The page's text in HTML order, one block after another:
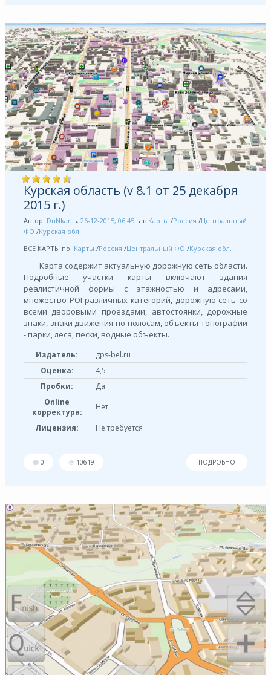
Курская область (v 8.1 от 25 декабря
2015 г.)
Автор: DuNkan 26-12-2015, 06:45 в Карты /Россия /Центральный
ФО /Курская обл.
ВСЕ КАРТЫ по: Карты /Россия /Центральный ФО /Курская обл.
Карта содержит актуальную дорожную сеть области.
Подробные участки карты включают здания
реалистичной формы с этажностью и адресами,
множество POI различных категорий, дорожную сеть со
всеми дворовыми проездами, автостоянки, дорожные
знаки, знаки движения по полосам, объекты топографии
- парки, леса, пески, водные объекты.
Издатель:
gps-bel.ru
Оценка:
4,5
Пробки:
Да
Online
корректура:
Нет
Лицензия: Не требуется
0 10619 ПОДРОБНО